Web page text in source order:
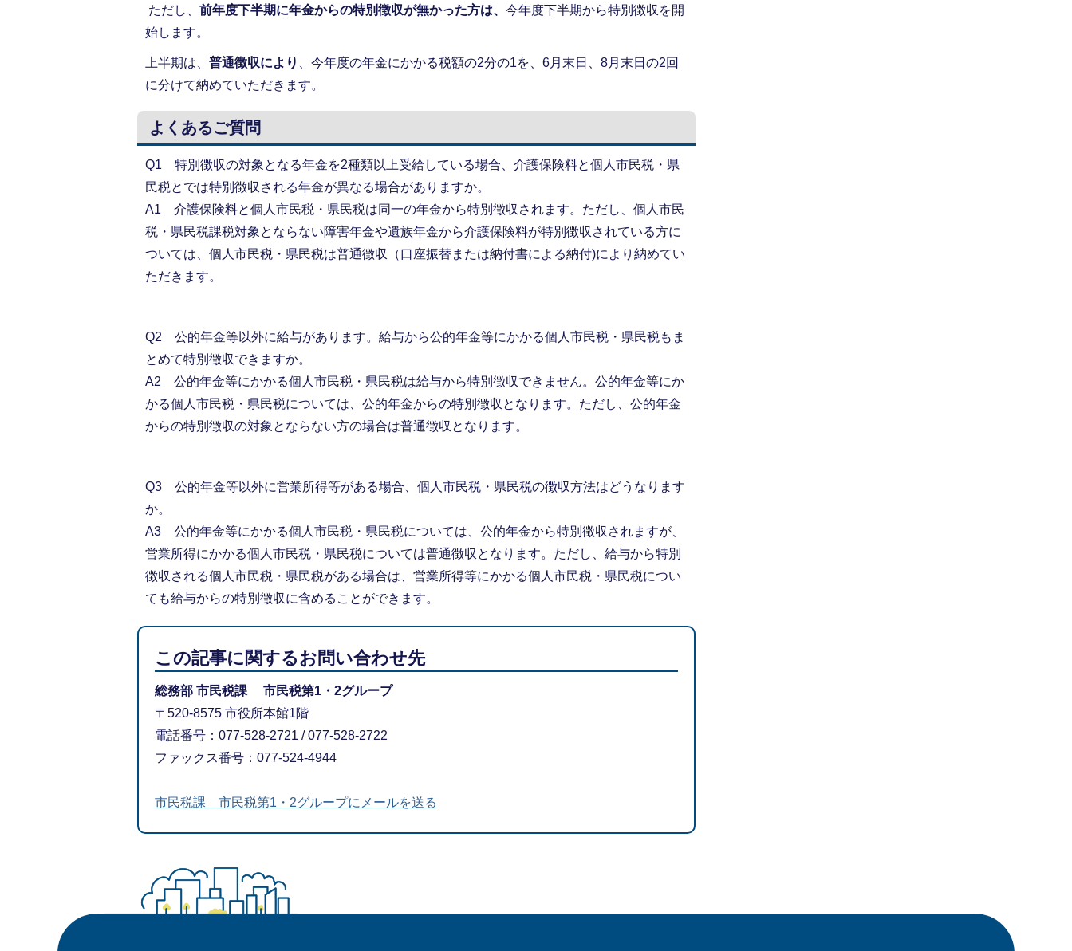
ただし、 前年度下半期に年金からの特別徴収が無かった方は、 今年度下半期から特別徴収を開
始します。
上半期は、 普通徴収により
、今年度の年金にかかる税額の2分の1を、6月末日、8月末日の2回
に分けて納めていただきます。
よくあるご質問
Q1 特別徴収の対象となる年金を2種類以上受給している場合、介護保険料と個人市民税・県
民税とでは特別徴収される年金が異なる場合がありますか。
A1 介護保険料と個人市民税・県民税は同一の年金から特別徴収されます。ただし、個人市民
税・県民税課税対象とならない障害年金や遺族年金から介護保険料が特別徴収されている方に
ついては、個人市民税・県民税は普通徴収（口座振替または納付書による納付)により納めてい
ただきます。
Q2 公的年金等以外に給与があります。給与から公的年金等にかかる個人市民税・県民税もま
とめて特別徴収できますか。
A2 公的年金等にかかる個人市民税・県民税は給与から特別徴収できません。公的年金等にか
かる個人市民税・県民税については、公的年金からの特別徴収となります。ただし、公的年金
からの特別徴収の対象とならない方の場合は普通徴収となります。
Q3 公的年金等以外に営業所得等がある場合、個人市民税・県民税の徴収方法はどうなります
か。
A3 公的年金等にかかる個人市民税・県民税については、公的年金から特別徴収されますが、
営業所得にかかる個人市民税・県民税については普通徴収となります。ただし、給与から特別
徴収される個人市民税・県民税がある場合は、営業所得等にかかる個人市民税・県民税につい
ても給与からの特別徴収に含めることができます。
この記事に関するお問い合わせ先
総務部 市民税課 市民税第1・2グループ
〒520-8575 市役所本館1階
電話番号：077-528-2721 / 077-528-2722
ファックス番号：077-524-4944
市民税課 市民税第1・2グループにメールを送る